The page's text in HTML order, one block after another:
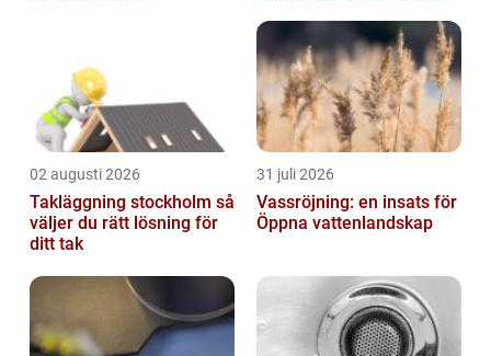
02 augusti 2026
Takläggning stockholm så
väljer du rätt lösning för
ditt tak
31 juli 2026
Vassröjning: en insats för
Öppna vattenlandskap